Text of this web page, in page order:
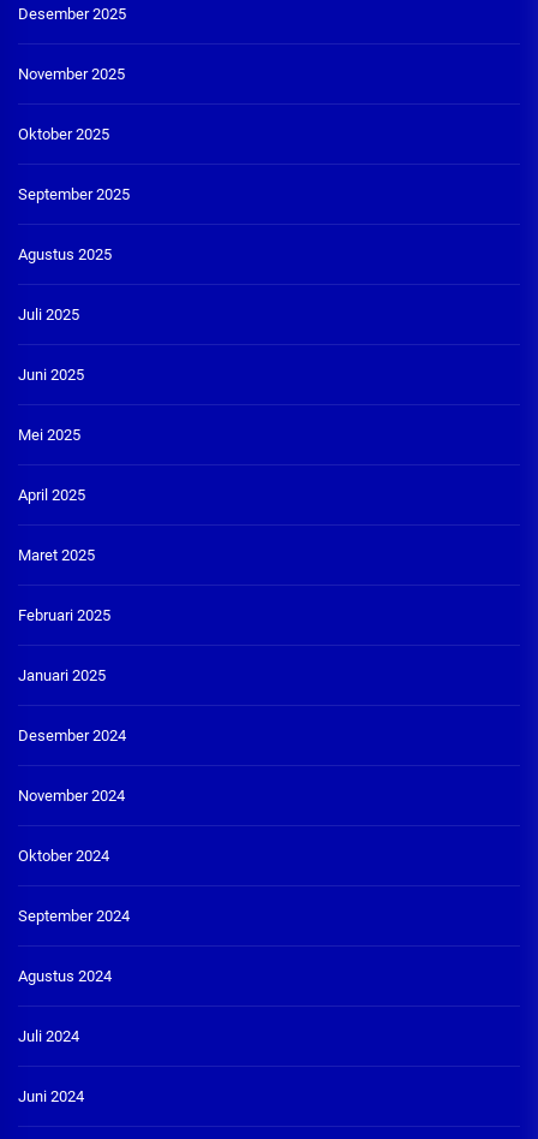
Desember 2025
November 2025
Oktober 2025
September 2025
Agustus 2025
Juli 2025
Juni 2025
Mei 2025
April 2025
Maret 2025
Februari 2025
Januari 2025
Desember 2024
November 2024
Oktober 2024
September 2024
Agustus 2024
Juli 2024
Juni 2024